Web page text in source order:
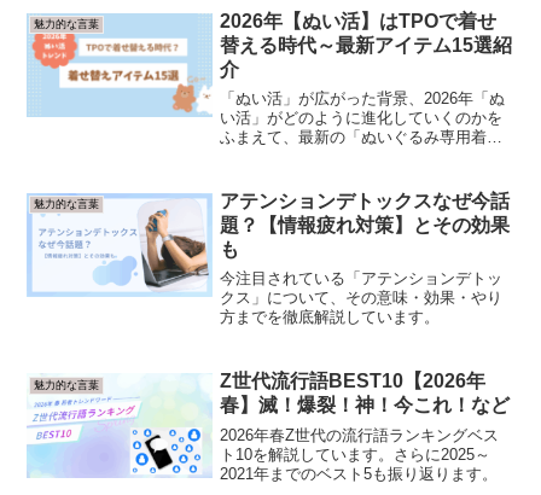
魅力的な言葉
2026年【ぬい活】はTPOで着せ
替える時代～最新アイテム15選紹
介
「ぬい活」が広がった背景、2026年「ぬ
い活」がどのように進化していくのかを
ふまえて、最新の「ぬいぐるみ専用着せ
魅力的な言葉
アテンションデトックスなぜ今話
題？【情報疲れ対策】とその効果
も
今注目されている「アテンションデトッ
クス」について、その意味・効果・やり
方までを徹底解説しています。
魅力的な言葉
Z世代流行語BEST10【2026年
春】滅！爆裂！神！今これ！など
2026年春Z世代の流行語ランキングベス
ト10を解説しています。さらに2025～
2021年までのベスト5も振り返ります。